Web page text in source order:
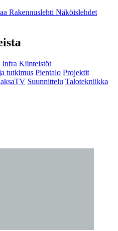
Rakennuslehti Näköislehdet
Infra Kiinteistöt
tutkimus Pientalo Projektit
Suunnittelu Talotekniikka